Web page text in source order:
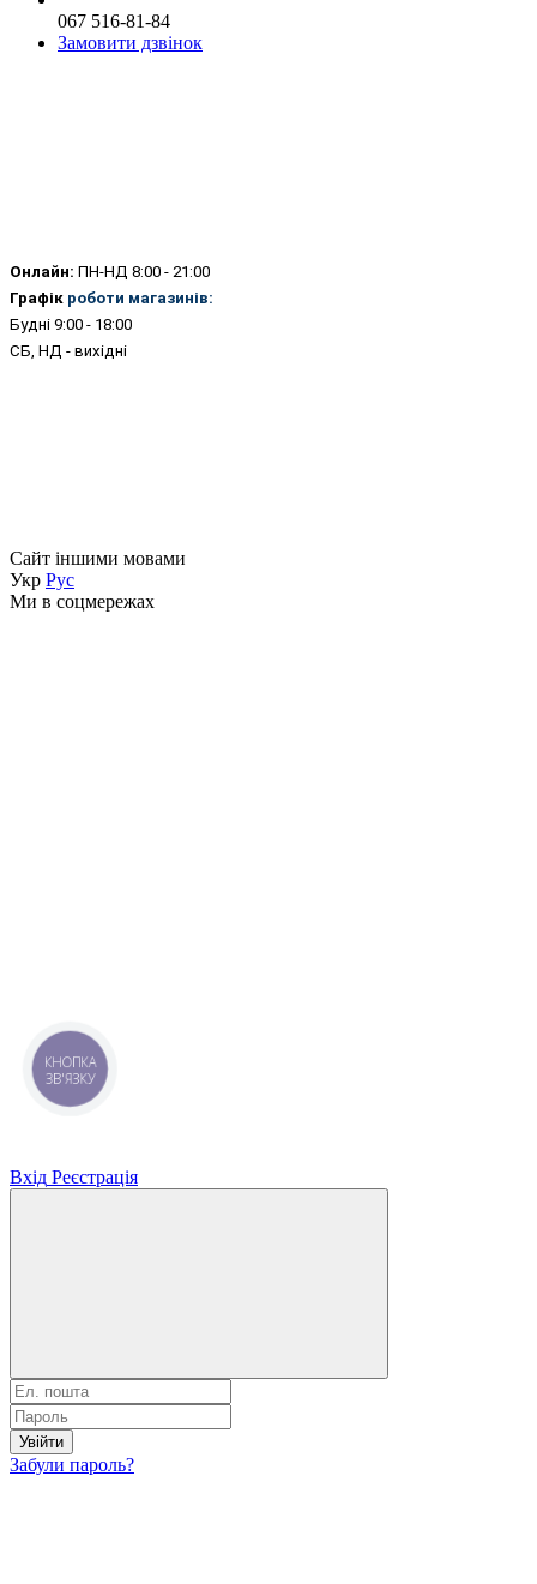
067 516-81-84
Замовити дзвінок
Онлайн: ПН-НД 8:00 - 21:00
Графік роботи магазинів:
Будні 9:00 - 18:00
СБ, НД - вихідні
Сайт іншими мовами
Укр Рус
Ми в соцмережах
Вхід Реєстрація
Увійти
Забули пароль?
КНОПКА
ЗВ'ЯЗКУ